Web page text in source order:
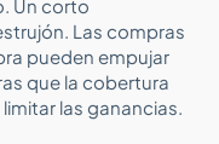
Un corto
Las compras
pueden empujar
que la cobertura
las ganancias.